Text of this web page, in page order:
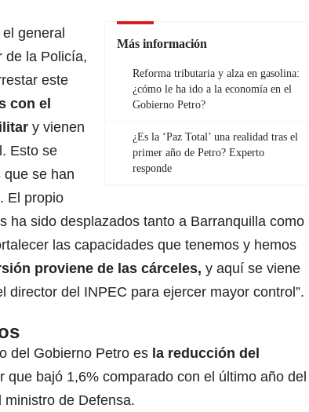
Más información
Reforma tributaria y alza en gasolina:
¿cómo le ha ido a la economía en el
Gobierno Petro?
¿Es la ‘Paz Total’ una realidad tras el
primer año de Petro? Experto
responde
general
de la Policía,
este
con el
y vienen
Esto se
que se han
El propio
ha sido desplazados tanto a Barranquilla como
las capacidades que tenemos y hemos
proviene de las cárceles, y aquí se viene
director del INPEC para ejercer mayor control”.
del Gobierno Petro es la reducción del
que bajó 1,6% comparado con el último año del
ministro de Defensa.